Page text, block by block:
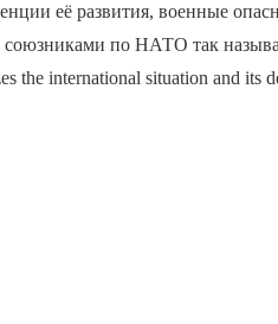
её развития, военные
по НАТО так
the international situation and its